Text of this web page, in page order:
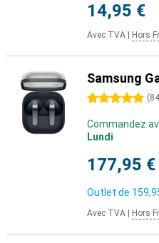
14,95 €
Avec TVA Hors
Samsung
5 étoiles (84
Commandez
Lundi
177,95 €
Outlet de
Avec TVA Hors